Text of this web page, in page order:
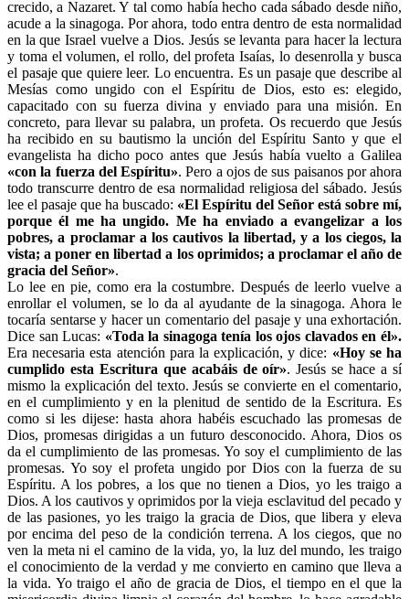
crecido, a Nazaret. Y tal como había hecho cada sábado desde niño,
acude a la sinagoga. Por ahora, todo entra dentro de esta normalidad
en la que Israel vuelve a Dios. Jesús se levanta para hacer la lectura
y toma el volumen, el rollo, del profeta Isaías, lo desenrolla y busca
el pasaje que quiere leer. Lo encuentra. Es un pasaje que describe al
Mesías como ungido con el Espíritu de Dios, esto es: elegido,
capacitado con su fuerza divina y enviado para una misión. En
concreto, para llevar su palabra, un profeta. Os recuerdo que Jesús
ha recibido en su bautismo la unción del Espíritu Santo y que el
evangelista ha dicho poco antes que Jesús había vuelto a Galilea
«con la fuerza del Espíritu». Pero a ojos de sus paisanos por ahora
todo transcurre dentro de esa normalidad religiosa del sábado. Jesús
lee el pasaje que ha buscado: «El Espíritu del Señor está sobre mí,
porque él me ha ungido. Me ha enviado a evangelizar a los
pobres, a proclamar a los cautivos la libertad, y a los ciegos, la
vista; a poner en libertad a los oprimidos; a proclamar el año de
gracia del Señor».
Lo lee en pie, como era la costumbre. Después de leerlo vuelve a
enrollar el volumen, se lo da al ayudante de la sinagoga. Ahora le
tocaría sentarse y hacer un comentario del pasaje y una exhortación.
Dice san Lucas: «Toda la sinagoga tenía los ojos clavados en él».
Era necesaria esta atención para la explicación, y dice: «Hoy se ha
cumplido esta Escritura que acabáis de oír». Jesús se hace a sí
mismo la explicación del texto. Jesús se convierte en el comentario,
en el cumplimiento y en la plenitud de sentido de la Escritura. Es
como si les dijese: hasta ahora habéis escuchado las promesas de
Dios, promesas dirigidas a un futuro desconocido. Ahora, Dios os
da el cumplimiento de las promesas. Yo soy el cumplimiento de las
promesas. Yo soy el profeta ungido por Dios con la fuerza de su
Espíritu. A los pobres, a los que no tienen a Dios, yo les traigo a
Dios. A los cautivos y oprimidos por la vieja esclavitud del pecado y
de las pasiones, yo les traigo la gracia de Dios, que libera y eleva
por encima del peso de la condición terrena. A los ciegos, que no
ven la meta ni el camino de la vida, yo, la luz del mundo, les traigo
el conocimiento de la verdad y me convierto en camino que lleva a
la vida. Yo traigo el año de gracia de Dios, el tiempo en el que la